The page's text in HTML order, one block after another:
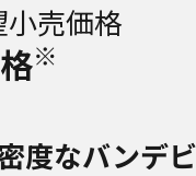
売価格
※
度なバンデ